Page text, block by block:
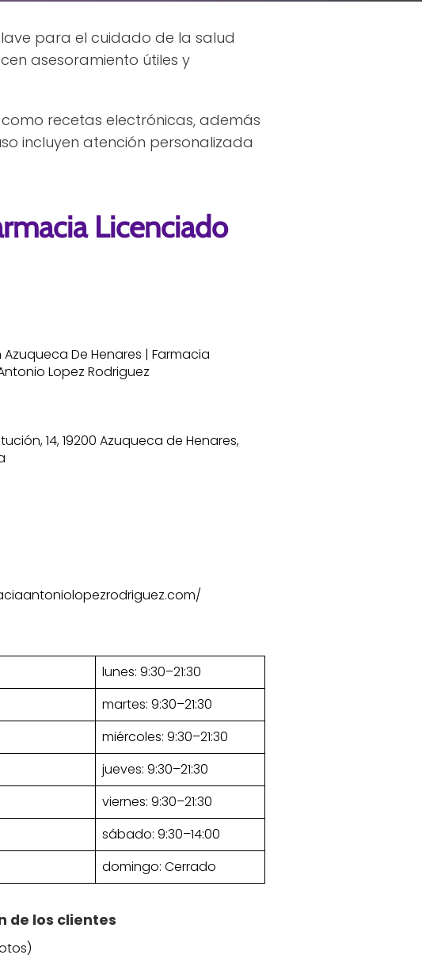
para el cuidado de la salud
asesoramiento útiles y
recetas electrónicas, además
incluyen atención personalizada
Licenciado
Azuqueca De Henares | Farmacia
Lopez Rodriguez
14, 19200 Azuqueca de Henares,
lunes: 9:30–21:30
martes: 9:30–21:30
miércoles: 9:30–21:30
jueves: 9:30–21:30
viernes: 9:30–21:30
sábado: 9:30–14:00
domingo: Cerrado
de los clientes